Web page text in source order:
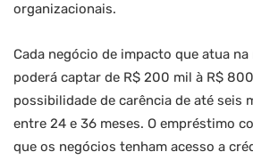
organizacionais.
Cada negócio de impacto que atua
poderá captar de R$ 200 mil à R$
possibilidade de carência de até seis
entre 24 e 36 meses. O empréstimo
que os negócios tenham acesso a